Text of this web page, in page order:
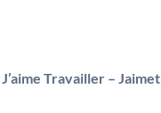
J’aime Travailler –